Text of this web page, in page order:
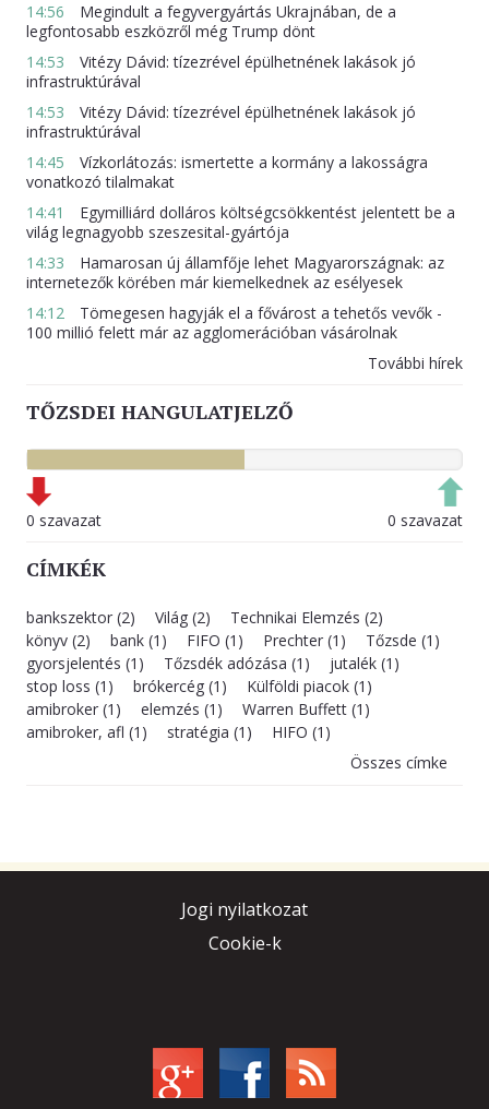
14:56
Megindult a fegyvergyártás Ukrajnában, de a
legfontosabb eszközről még Trump dönt
14:53
Vitézy Dávid: tízezrével épülhetnének lakások jó
infrastruktúrával
14:53
Vitézy Dávid: tízezrével épülhetnének lakások jó
infrastruktúrával
14:45
Vízkorlátozás: ismertette a kormány a lakosságra
vonatkozó tilalmakat
14:41
Egymilliárd dolláros költségcsökkentést jelentett be a
világ legnagyobb szeszesital-gyártója
14:33
Hamarosan új államfője lehet Magyarországnak: az
internetezők körében már kiemelkednek az esélyesek
14:12
Tömegesen hagyják el a fővárost a tehetős vevők -
100 millió felett már az agglomerációban vásárolnak
További hírek
TŐZSDEI HANGULATJELZŐ
0 szavazat 0 szavazat
CÍMKÉK
bankszektor (2) Világ (2)
Technikai Elemzés (2)
könyv (2)
bank (1) FIFO (1) Prechter (1)
Tőzsde (1)
gyorsjelentés (1)
Tőzsdék adózása (1)
jutalék (1)
stop loss (1)
brókercég (1)
Külföldi piacok (1)
amibroker (1)
elemzés (1)
Warren Buffett (1)
amibroker, afl (1)
stratégia (1)
HIFO (1)
Összes címke
Jogi nyilatkozat
Cookie-k